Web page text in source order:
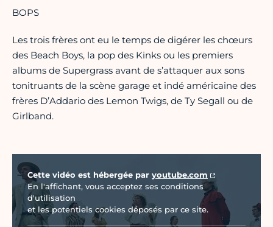
BOPS
Les trois frères ont eu le temps de digérer les chœurs
des Beach Boys, la pop des Kinks ou les premiers
albums de Supergrass avant de s’attaquer aux sons
tonitruants de la scène garage et indé américaine des
frères D’Addario des Lemon Twigs, de Ty Segall ou de
Girlband.
Vidéo Youtube
Cette vidéo est hébergée par youtube.com
En l'affichant, vous acceptez ses conditions
d'utilisation
et les potentiels cookies déposés par ce site.